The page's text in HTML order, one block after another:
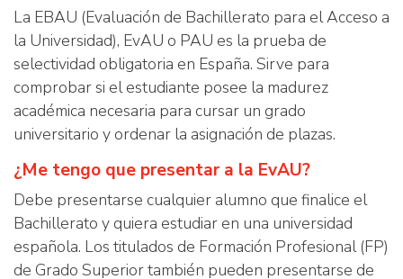
La EBAU (Evaluación de Bachillerato para el Acceso a
la Universidad), EvAU o PAU es la prueba de
selectividad obligatoria en España. Sirve para
comprobar si el estudiante posee la madurez
académica necesaria para cursar un grado
universitario y ordenar la asignación de plazas.
¿Me tengo que presentar a la EvAU?
Debe presentarse cualquier alumno que finalice el
Bachillerato y quiera estudiar en una universidad
española. Los titulados de Formación Profesional (FP)
de Grado Superior también pueden presentarse de